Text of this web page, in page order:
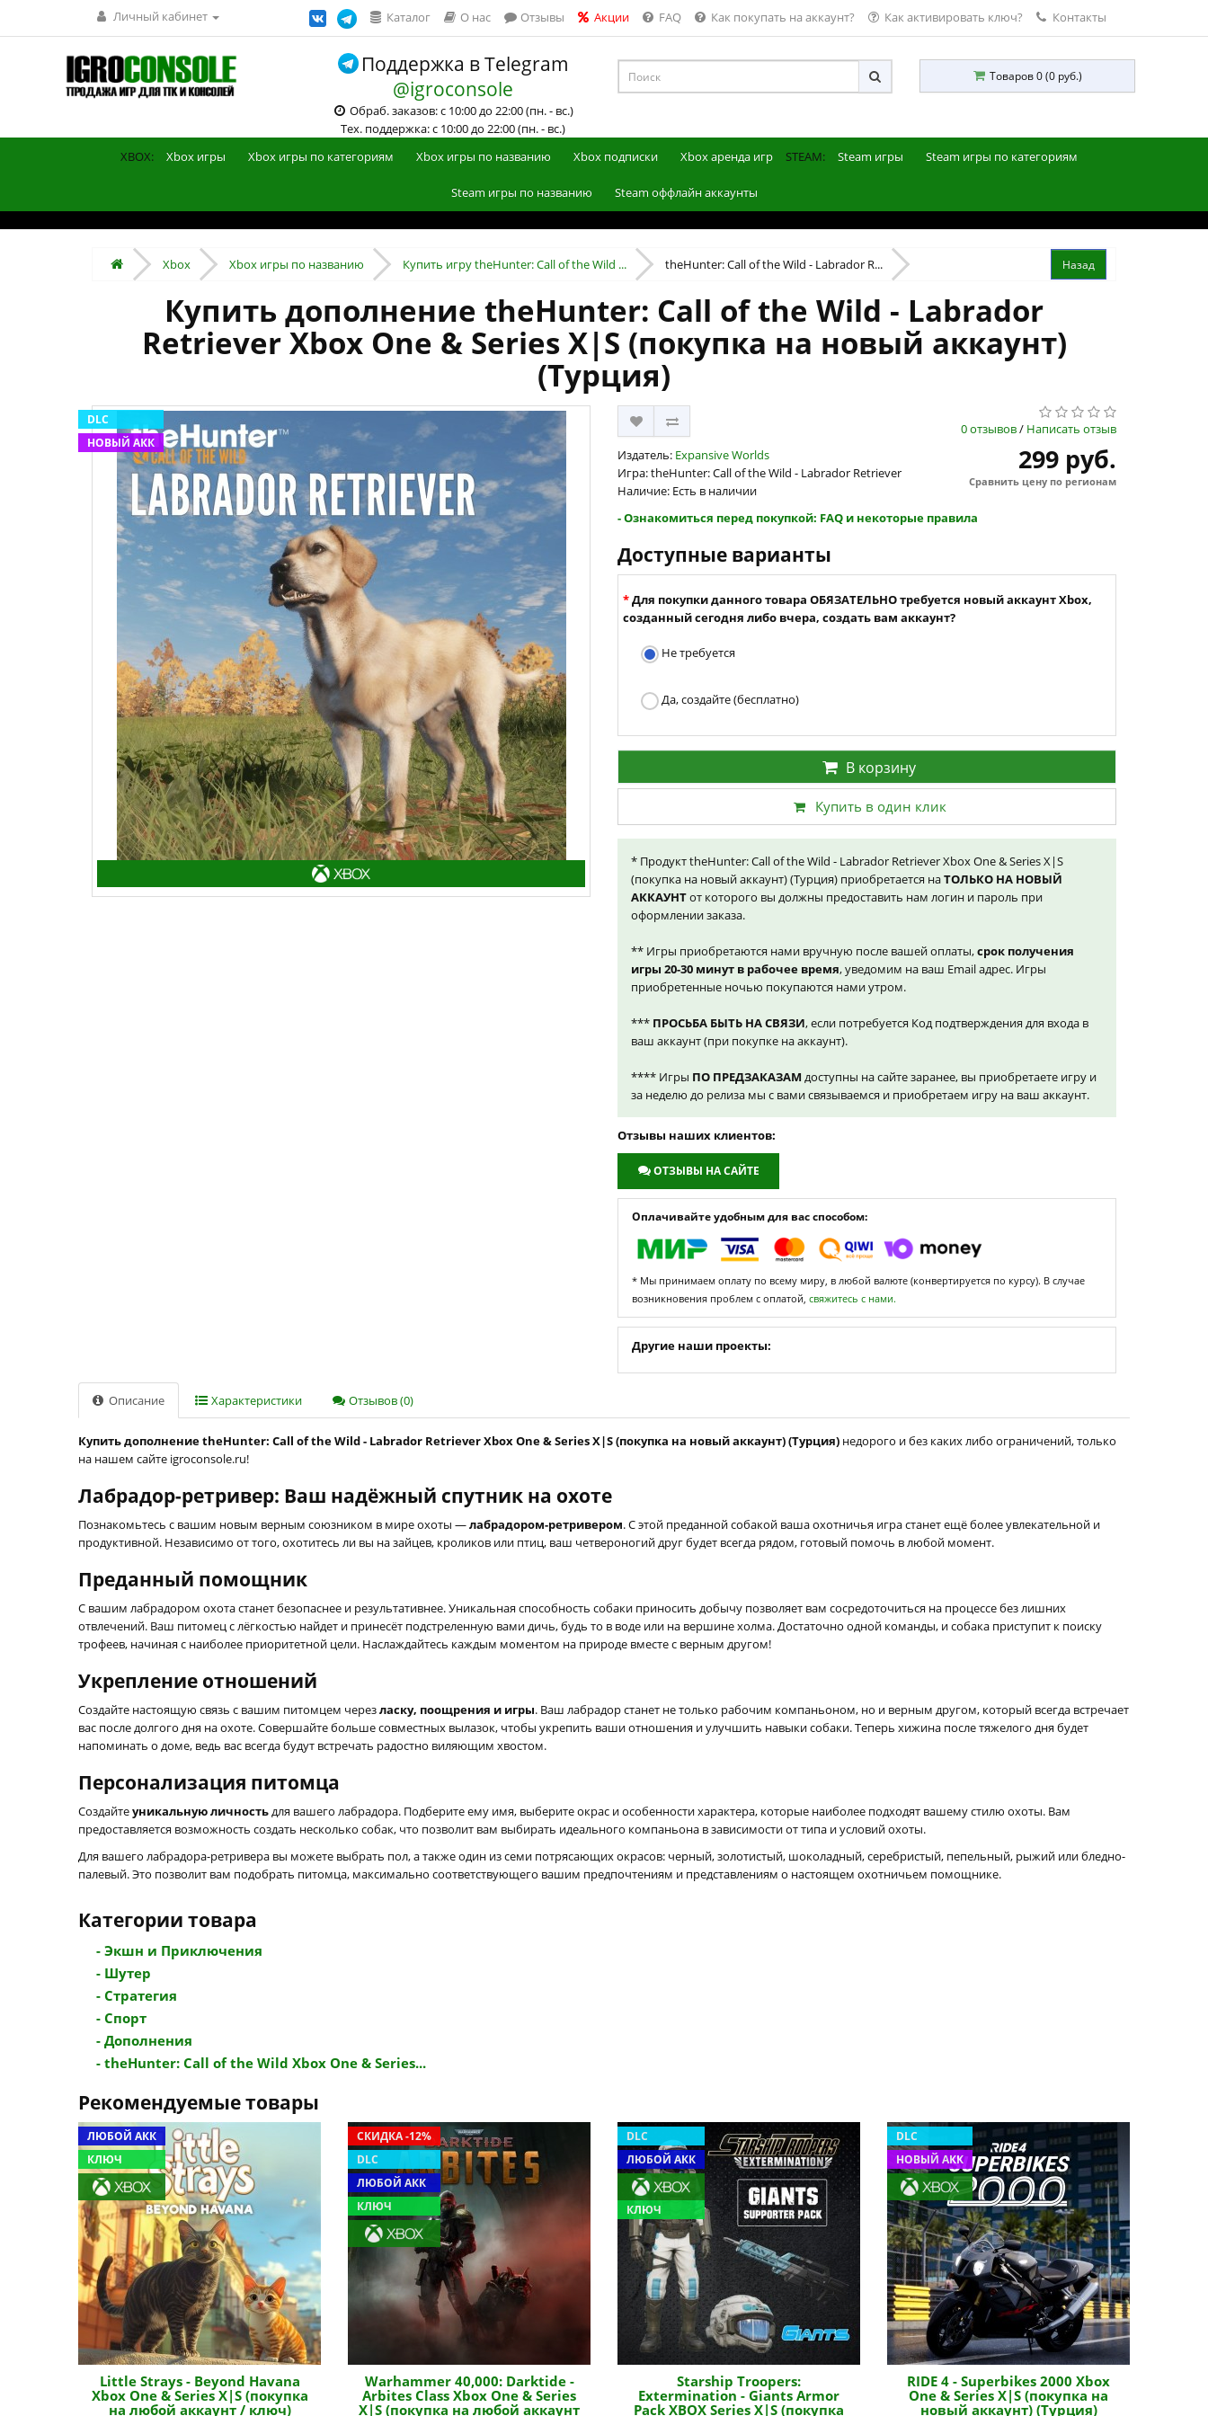
Личный кабинет Каталог О нас Отзывы Акции FAQ Как покупать на аккаунт? Как активировать ключ? Контакты
Поддержка в Telegram
@igroconsole
Обраб. заказов: с 10:00 до 22:00 (пн. - вс.)
Тех. поддержка: с 10:00 до 22:00 (пн. - вс.)
Товаров 0 (0 руб.)
XBOX: Xbox игры Xbox игры по категориям Xbox игры по названию Xbox подписки Xbox аренда игр STEAM: Steam игры Steam игры по категориям
Steam игры по названию Steam оффлайн аккаунты
Xbox Xbox игры по названию Купить игру theHunter: Call of the Wild ... theHunter: Call of the Wild - Labrador R...
Купить дополнение theHunter: Call of the Wild - Labrador
Retriever Xbox One & Series X|S (покупка на новый аккаунт)
(Турция)
DLC
НОВЫЙ АКК
0 отзывов/ Написать отзыв
Издатель: Expansive Worlds
Игра: theHunter: Call of the Wild - Labrador Retriever
Наличие: Есть в наличии
299 руб.
Сравнить цену по регионам
- Ознакомиться перед покупкой: FAQ и некоторые правила
Доступные варианты
Для покупки данного товара ОБЯЗАТЕЛЬНО требуется новый аккаунт Xbox,
созданный сегодня либо вчера, создать вам аккаунт?
Не требуется
Да, создайте (бесплатно)
В корзину
Купить в один клик
* Продукт theHunter: Call of the Wild - Labrador Retriever Xbox One & Series X|S
(покупка на новый аккаунт) (Турция) приобретается наТОЛЬКО НА НОВЫЙ
АККАУНТот которого вы должны предоставить нам логин и пароль при
оформлении заказа.
** Игры приобретаются нами вручную после вашей оплаты,срок получения
игры 20-30 минут в рабочее время, уведомим на ваш Email адрес. Игры
приобретенные ночью покупаются нами утром.
*** ПРОСЬБА БЫТЬ НА СВЯЗИ, если потребуется Код подтверждения для входа в
ваш аккаунт (при покупке на аккаунт).
**** Игры ПО ПРЕДЗАКАЗАМ доступны на сайте заранее, вы приобретаете игру и
за неделю до релиза мы с вами связываемся и приобретаем игру на ваш аккаунт.
Отзывы наших клиентов:
ОТЗЫВЫ НА САЙТЕ
Оплачивайте удобным для вас способом:
* Мы принимаем оплату по всему миру, в любой валюте (конвертируется по курсу). В случае
возникновения проблем с оплатой, свяжитесь с нами.
Другие наши проекты:
Описание Характеристики Отзывов (0)
Купить дополнение theHunter: Call of the Wild - Labrador Retriever Xbox One & Series X|S (покупка на новый аккаунт) (Турция) недорого и без каких либо ограничений, только
на нашем сайте igroconsole.ru!
Лабрадор-ретривер: Ваш надёжный спутник на охоте
Познакомьтесь с вашим новым верным союзником в мире охоты —лабрадором-ретривером. С этой преданной собакой ваша охотничья игра станет ещё более увлекательной и
продуктивной. Независимо от того, охотитесь ли вы на зайцев, кроликов или птиц, ваш четвероногий друг будет всегда рядом, готовый помочь в любой момент.
Преданный помощник
С вашим лабрадором охота станет безопаснее и результативнее. Уникальная способность собаки приносить добычу позволяет вам сосредоточиться на процессе без лишних
отвлечений. Ваш питомец с лёгкостью найдет и принесёт подстреленную вами дичь, будь то в воде или на вершине холма. Достаточно одной команды, и собака приступит к поиску
трофеев, начиная с наиболее приоритетной цели. Наслаждайтесь каждым моментом на природе вместе с верным другом!
Укрепление отношений
Создайте настоящую связь с вашим питомцем черезласку, поощрения и игры. Ваш лабрадор станет не только рабочим компаньоном, но и верным другом, который всегда встречает
вас после долгого дня на охоте. Совершайте больше совместных вылазок, чтобы укрепить ваши отношения и улучшить навыки собаки. Теперь хижина после тяжелого дня будет
напоминать о доме, ведь вас всегда будут встречать радостно виляющим хвостом.
Персонализация питомца
Создайтеуникальную личностьдля вашего лабрадора. Подберите ему имя, выберите окрас и особенности характера, которые наиболее подходят вашему стилю охоты. Вам
предоставляется возможность создать несколько собак, что позволит вам выбирать идеального компаньона в зависимости от типа и условий охоты.
Для вашего лабрадора-ретривера вы можете выбрать пол, а также один из семи потрясающих окрасов: черный, золотистый, шоколадный, серебристый, пепельный, рыжий или бледно-
палевый. Это позволит вам подобрать питомца, максимально соответствующего вашим предпочтениям и представлениям о настоящем охотничьем помощнике.
Категории товара
- Экшн и Приключения
- Шутер
- Стратегия
- Спорт
- Дополнения
- theHunter: Call of the Wild Xbox One & Series...
Рекомендуемые товары
ЛЮБОЙ АКК
КЛЮЧ
Little Strays - Beyond Havana
Xbox One & Series X|S (покупка
на любой аккаунт / ключ)
СКИДКА -12%
DLC
ЛЮБОЙ АКК
КЛЮЧ
Warhammer 40,000: Darktide -
Arbites Class Xbox One & Series
X|S (покупка на любой аккаунт
DLC
ЛЮБОЙ АКК
КЛЮЧ
Starship Troopers:
Extermination - Giants Armor
Pack XBOX Series X|S (покупка
DLC
НОВЫЙ АКК
RIDE 4 - Superbikes 2000 Xbox
One & Series X|S (покупка на
новый аккаунт) (Турция)